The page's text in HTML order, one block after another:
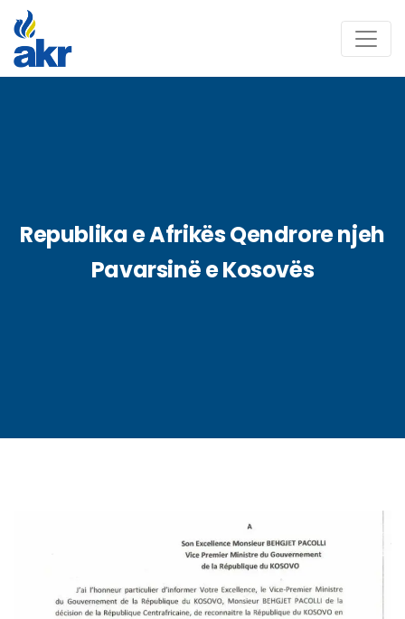
Republika e Afrikës Qendrore njeh
Pavarsinë e Kosovës